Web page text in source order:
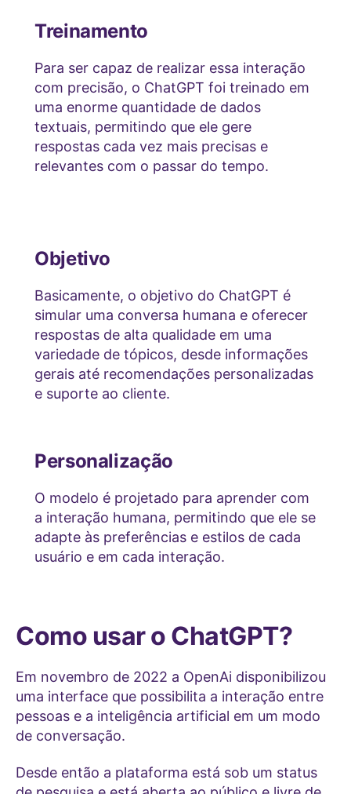
Treinamento
Para ser capaz de realizar essa interação
com precisão, o ChatGPT foi treinado em
uma enorme quantidade de dados
textuais, permitindo que ele gere
respostas cada vez mais precisas e
relevantes com o passar do tempo.
Objetivo
Basicamente, o objetivo do ChatGPT é
simular uma conversa humana e oferecer
respostas de alta qualidade em uma
variedade de tópicos, desde informações
gerais até recomendações personalizadas
e suporte ao cliente.
Personalização
O modelo é projetado para aprender com
a interação humana, permitindo que ele se
adapte às preferências e estilos de cada
usuário e em cada interação.
Como usar o ChatGPT?
Em novembro de 2022 a OpenAi disponibilizou
uma interface que possibilita a interação entre
pessoas e a inteligência artificial em um modo
de conversação.
Desde então a plataforma está sob um status